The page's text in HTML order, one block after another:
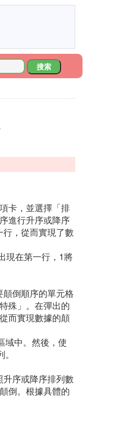
搜索
卡，並選擇「排
進行升序或降序
，從而實現了數
現在第一行，1將
倒順序的單元格
殊」。在彈出的
而實現數據的顛
域中。然後，使
序或降序排列數
倒。根據具體的